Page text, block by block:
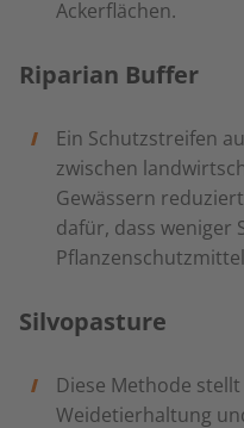
Ackerflächen.
Riparian Buffer
Ein Schutzstreifen
zwischen
Gewässern
dafür, dass weniger
Silvopasture
Diese Methode
Weidetierhaltung